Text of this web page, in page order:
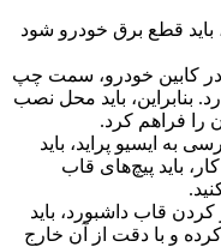
باید قطع برق خودرو شود
در کابین خودرو، سمت چپ
. بنابراین، باید محل نصب
را فراهم کرد.
به ایسیو پراید، باید
باید پیچ‌های قاب
کردن قاب داشبورد، باید
کرده و با دقت از آن خارج